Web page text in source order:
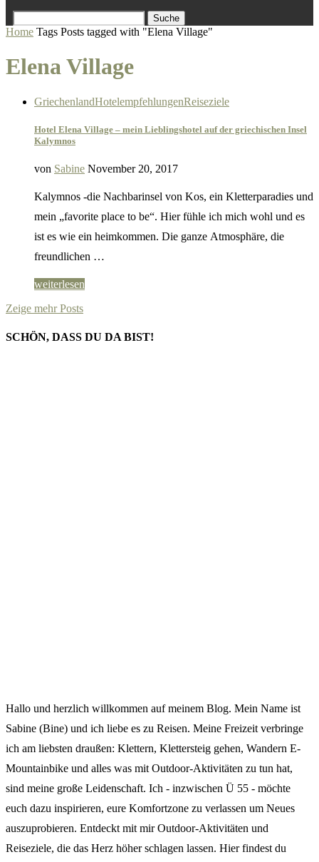
Suche
Home Tags Posts tagged with "Elena Village"
Elena Village
GriechenlandHotelempfehlungenReiseziele
Hotel Elena Village – mein Lieblingshotel auf der griechischen Insel
Kalymnos
von Sabine November 20, 2017
Kalymnos -die Nachbarinsel von Kos, ein Kletterparadies und
mein „favorite place to be“. Hier fühle ich mich wohl und es
ist es wie ein heimkommen. Die ganze Atmosphäre, die
freundlichen …
weiterlesen
Zeige mehr Posts
SCHÖN, DASS DU DA BIST!
Hallo und herzlich willkommen auf meinem Blog. Mein Name ist
Sabine (Bine) und ich liebe es zu Reisen. Meine Freizeit verbringe
ich am liebsten draußen: Klettern, Klettersteig gehen, Wandern E-
Mountainbike und alles was mit Outdoor-Aktivitäten zu tun hat,
sind meine große Leidenschaft. Ich - inzwischen Ü 55 - möchte
euch dazu inspirieren, eure Komfortzone zu verlassen um Neues
auszuprobieren. Entdeckt mit mir Outdoor-Aktivitäten und
Reiseziele, die das Herz höher schlagen lassen. Hier findest du